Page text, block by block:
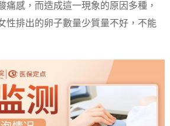
痛感，而造成這一現象的原因多種，
性排出的卵子數量少質量不好，不能